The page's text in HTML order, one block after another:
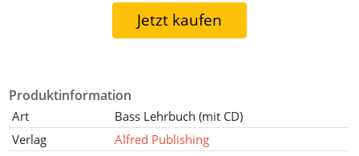
Jetzt kaufen
Produktinformation
Art
Bass Lehrbuch (mit CD)
Verlag
Alfred Publishing